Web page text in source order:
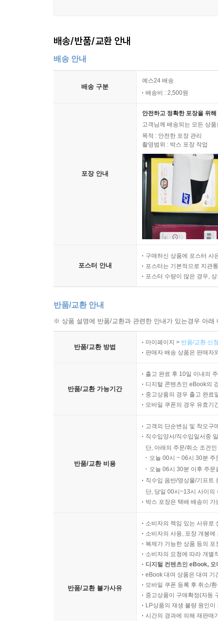
배송/반품/교환 안내
배송 안내
배송 구분
예스24 배송
배송비 : 2,500원
포장 안내
안전하고 정확한 포장을 위
고객님께 배송되는 모든 상
목적 : 안전한 포장 관리
촬영범위 : 박스 포장 작업
포스터 안내
구매하신 상품에 포스터 사
포스터는 기본적으로 지관
포스터 수량이 많은 경우,
반품/교환 안내
※ 상품 설명에 반품/교환과 관련한 안내가 있는경우 아
반품/교환 방법
마이페이지 > 반품/교환 신
판매자 배송 상품은 판매자
반품/교환 가능기간
출고 완료 후 10일 이내의
디지털 콘텐츠인 eBook의
중고상품의 경우 출고 완료
모바일 쿠폰의 경우 유효기
반품/교환 비용
고객의 단순변심 및 착오구
직수입양서/직수입일서중
단, 아래의 주문/취소 조건
오늘 00시 ~ 06시 30분
오늘 06시 30분 이후 주
직수입 음반/영상물/기프트
단, 당일 00시~13시 사이의
박스 포장은 택배 배송이
반품/교환 불가사유
소비자의 책임 있는 사유로
소비자의 사용, 포장 개봉
복제가 가능한 상품 등의
소비자의 요청에 따라 개별
디지털 컨텐츠인 eBook,
eBook 대여 상품은 대여 기
모바일 쿠폰 등록 후 취소/
중고상품이 구매확정(자동
LP상품의 재생 불량 원인
시간의 경과에 의해 재판매